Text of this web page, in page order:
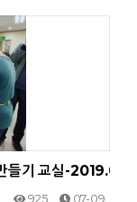
들기 교실-
925 07-09